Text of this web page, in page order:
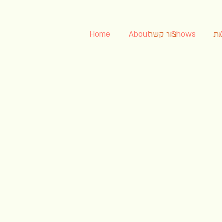
Shows
About
Home צור קשר